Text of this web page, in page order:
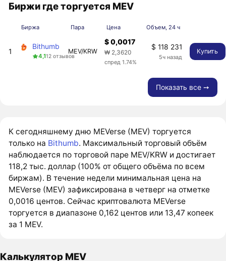
Биржи где торгуется MEV
Биржа Пара Цена Объем, 24 ч
1
Bithumb
4,112 отзывов
MEV/KRW
$ 0,0017
₩ 2,3620
спред 1.74%
$ 118 231
5ч назад
Купить
Показать все ➙
К сегодняшнему дню MEVerse (MEV) торгуется
только на Bithumb. Максимальный торговый объём
наблюдается по торговой паре MEV/KRW и достигает
118,2 тыс. доллар (100% от общего объёма по всем
биржам). В течение недели минимальная цена на
MEVerse (MEV) зафиксирована в четверг на отметке
0,0016 центов. Сейчас криптовалюта MEVerse
торгуется в диапазоне 0,162 центов или 13,47 копеек
за 1 MEV.
Калькулятор MEV